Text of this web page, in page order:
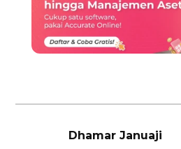
Dhamar Januaji